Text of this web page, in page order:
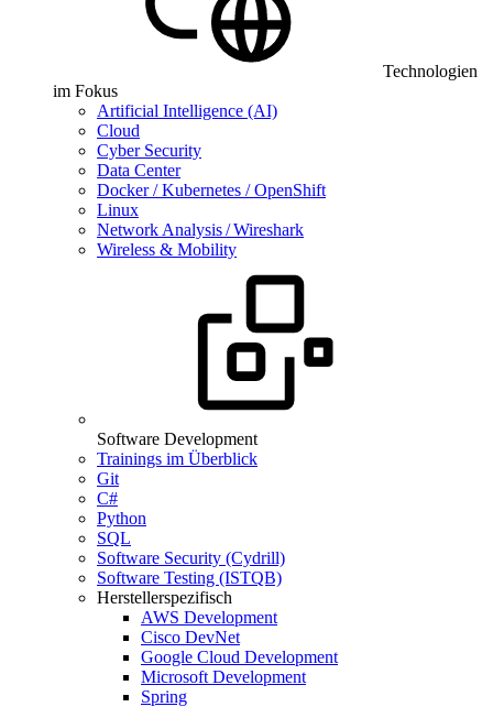
Technologien
im Fokus
Artificial Intelligence (AI)
Cloud
Cyber Security
Data Center
Docker / Kubernetes / OpenShift
Linux
Network Analysis / Wireshark
Wireless & Mobility
Software Development
Trainings im Überblick
Git
C#
Python
SQL
Software Security (Cydrill)
Software Testing (ISTQB)
Herstellerspezifisch
AWS Development
Cisco DevNet
Google Cloud Development
Microsoft Development
Spring